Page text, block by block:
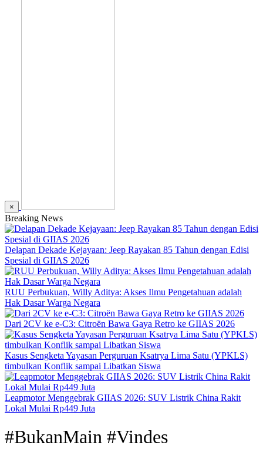
×
Breaking News
Delapan Dekade Kejayaan: Jeep Rayakan 85 Tahun dengan Edisi
Spesial di GIIAS 2026
RUU Perbukuan, Willy Aditya: Akses Ilmu Pengetahuan adalah
Hak Dasar Warga Negara
Dari 2CV ke e-C3: Citroën Bawa Gaya Retro ke GIIAS 2026
Kasus Sengketa Yayasan Perguruan Ksatrya Lima Satu (YPKLS)
timbulkan Konflik sampai Libatkan Siswa
Leapmotor Menggebrak GIIAS 2026: SUV Listrik China Rakit
Lokal Mulai Rp449 Juta
#BukanMain #Vindes